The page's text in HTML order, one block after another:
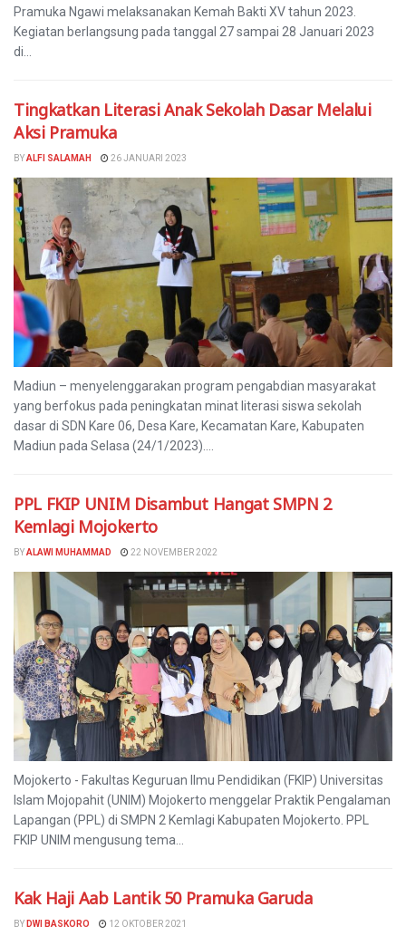
Pramuka Ngawi melaksanakan Kemah Bakti XV tahun 2023.
Kegiatan berlangsung pada tanggal 27 sampai 28 Januari 2023
di...
Tingkatkan Literasi Anak Sekolah Dasar Melalui
Aksi Pramuka
BYALFI SALAMAH 26 JANUARI 2023
Madiun – menyelenggarakan program pengabdian masyarakat
yang berfokus pada peningkatan minat literasi siswa sekolah
dasar di SDN Kare 06, Desa Kare, Kecamatan Kare, Kabupaten
Madiun pada Selasa (24/1/2023)....
PPL FKIP UNIM Disambut Hangat SMPN 2
Kemlagi Mojokerto
BYALAWI MUHAMMAD 22 NOVEMBER 2022
Mojokerto - Fakultas Keguruan Ilmu Pendidikan (FKIP) Universitas
Islam Mojopahit (UNIM) Mojokerto menggelar Praktik Pengalaman
Lapangan (PPL) di SMPN 2 Kemlagi Kabupaten Mojokerto. PPL
FKIP UNIM mengusung tema...
Kak Haji Aab Lantik 50 Pramuka Garuda
BY DWI BASKORO 12 OKTOBER 2021